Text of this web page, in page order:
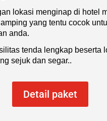
lokasi menginap di hotel
yang tentu cocok
anda.
tenda lengkap beserta
sejuk dan segar..
Detail paket